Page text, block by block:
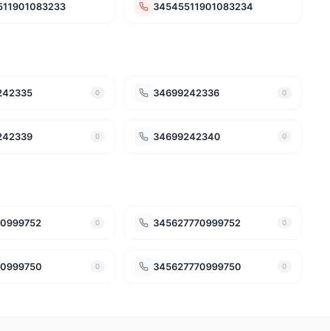
34545511901083234
0 34699242336 0
0 34699242340 0
0 345627770999752 0
0 345627770999750 0